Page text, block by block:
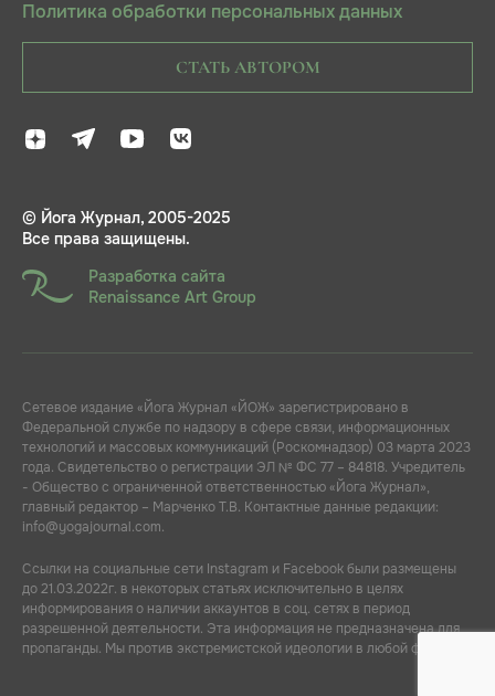
Политика обработки персональных данных
СТАТЬ АВТОРОМ
© Йога Журнал, 2005-2025
Все права защищены.
Разработка сайта
Renaissance Art Group
Сетевое издание «Йога Журнал «ЙОЖ» зарегистрировано в
Федеральной службе по надзору в сфере связи, информационных
технологий и массовых коммуникаций (Роскомнадзор) 03 марта 2023
года. Свидетельство о регистрации ЭЛ № ФС 77 – 84818. Учредитель
- Общество с ограниченной ответственностью «Йога Журнал»,
главный редактор – Марченко Т.В. Контактные данные редакции:
info@yogajournal.com.
Ссылки на социальные сети Instagram и Facebook были размещены
до 21.03.2022г. в некоторых статьях исключительно в целях
информирования о наличии аккаунтов в соц. сетях в период
разрешенной деятельности. Эта информация не предназначена для
пропаганды. Мы против экстремистской идеологии в любой форме.